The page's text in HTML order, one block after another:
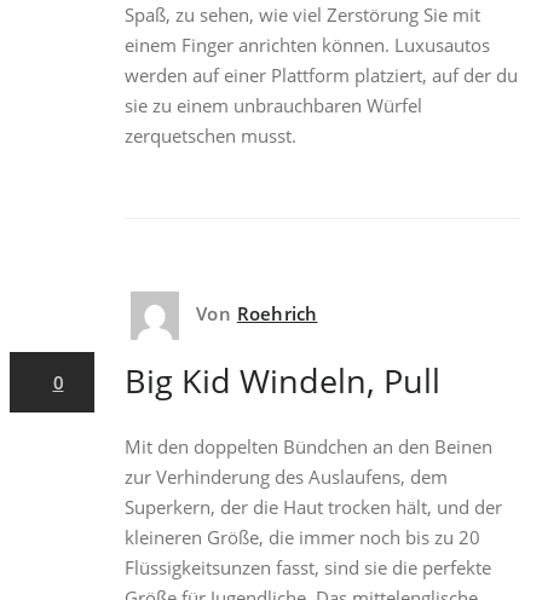
Spaß, zu sehen, wie viel Zerstörung Sie mit
einem Finger anrichten können. Luxusautos
werden auf einer Plattform platziert, auf der du
sie zu einem unbrauchbaren Würfel
zerquetschen musst.
0
Von Roehrich
Big Kid Windeln, Pull
Mit den doppelten Bündchen an den Beinen
zur Verhinderung des Auslaufens, dem
Superkern, der die Haut trocken hält, und der
kleineren Größe, die immer noch bis zu 20
Flüssigkeitsunzen fasst, sind sie die perfekte